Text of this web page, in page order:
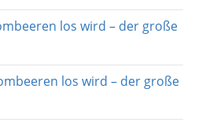
los wird – der große
los wird – der große